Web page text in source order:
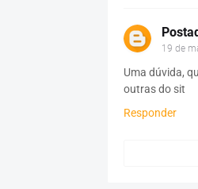
19 de
Uma dúvida,
outras do sit
Responder